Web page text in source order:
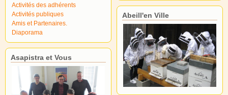
Activités des adhérents
Activités publiques
Amis et Partenaires.
Diaporama
Asapistra et Vous
Abeill'en Ville